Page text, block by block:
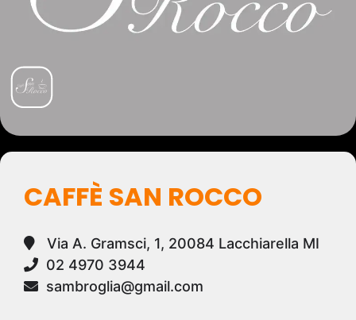
CAFFÈ SAN ROCCO
Via A. Gramsci, 1, 20084 Lacchiarella MI
02 4970 3944
sambroglia@gmail.com